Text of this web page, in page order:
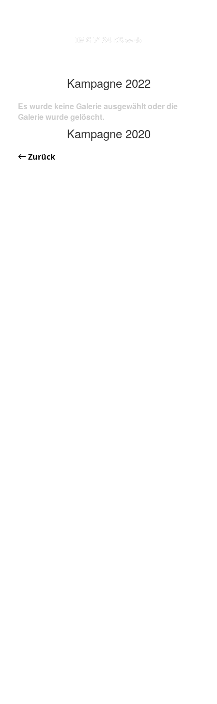
IMG 7134-KS-web
Kampagne 2022
Es wurde keine Galerie ausgewählt oder die
Galerie wurde gelöscht.
Kampagne 2020
Zurück